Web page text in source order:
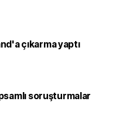
çıkarma yaptı
soruşturmalar